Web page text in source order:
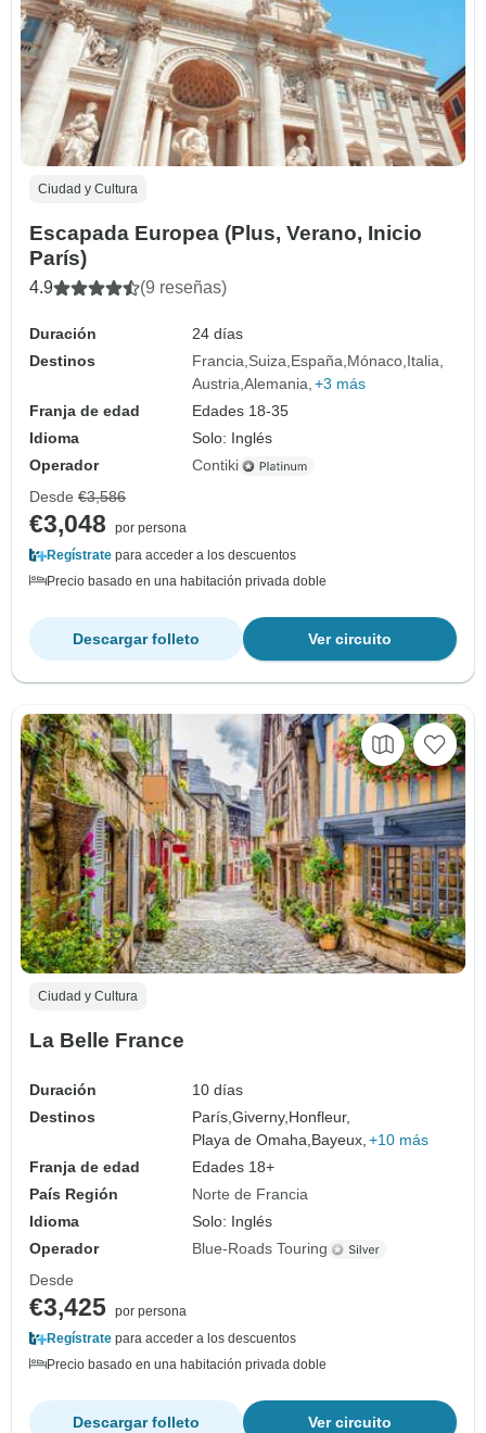
Ciudad y Cultura
Escapada Europea (Plus, Verano, Inicio
París)
4.9 (9 reseñas)
Duración
24 días
Destinos
Francia Suiza España Mónaco Italia
Austria Alemania +3 más
Franja de edad
Edades 18-35
Idioma
Solo: Inglés
Operador
Contiki
Desde €3,586
€3,048
por persona
Regístrate para acceder a los descuentos
Precio basado en una habitación privada doble
Ver circuito
Descargar folleto
Ciudad y Cultura
La Belle France
Duración
10 días
Destinos
París,Giverny,Honfleur,
Playa de Omaha,Bayeux, +10 más
Franja de edad
Edades 18+
País Región
Norte de Francia
Idioma
Solo: Inglés
Operador
Blue-Roads Touring
Desde
€3,425 por persona
Regístrate para acceder a los descuentos
Precio basado en una habitación privada doble
Ver circuito
Descargar folleto